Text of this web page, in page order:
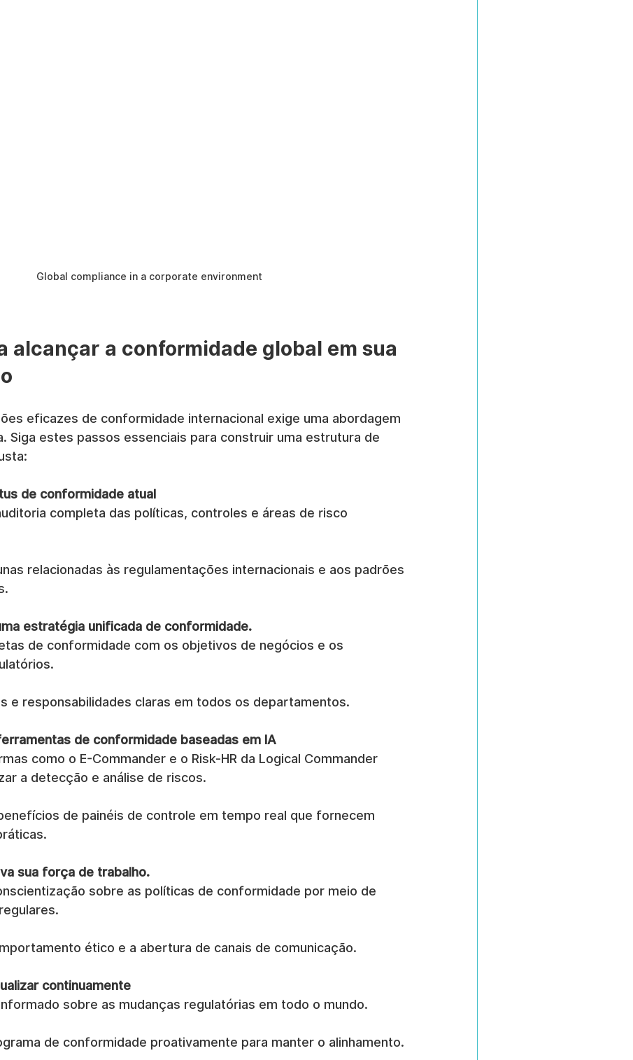
Global compliance in a corporate environment
alcançar a conformidade global em sua
eficazes de conformidade internacional exige uma abordagem
Siga estes passos essenciais para construir uma estrutura de
de conformidade atual
completa das políticas, controles e áreas de risco
relacionadas às regulamentações internacionais e aos padrões
estratégia unificada de conformidade.
de conformidade com os objetivos de negócios e os
e responsabilidades claras em todos os departamentos.
de conformidade baseadas em IA
como o E-Commander e o Risk-HR da Logical Commander
a detecção e análise de riscos.
de painéis de controle em tempo real que fornecem
sua força de trabalho.
sobre as políticas de conformidade por meio de
ético e a abertura de canais de comunicação.
continuamente
sobre as mudanças regulatórias em todo o mundo.
de conformidade proativamente para manter o alinhamento.